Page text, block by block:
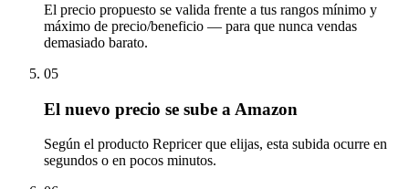
El precio propuesto se valida frente a tus rangos mínimo y
máximo de precio/beneficio — para que nunca vendas
demasiado barato.
05
El nuevo precio se sube a Amazon
Según el producto Repricer que elijas, esta subida ocurre en
segundos o en pocos minutos.